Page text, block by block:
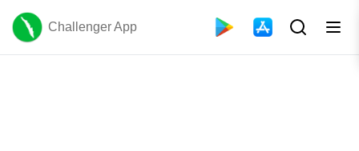
Challenger App